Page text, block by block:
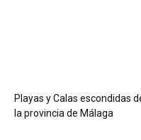
Playas y Calas escondidas
la provincia de Málaga